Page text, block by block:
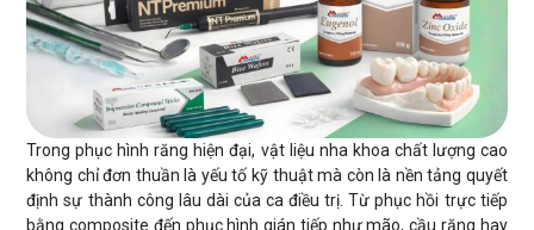
Trong phục hình răng hiện đại, vật liệu nha khoa chất lượng cao
không chỉ đơn thuần là yếu tố kỹ thuật mà còn là nền tảng quyết
định sự thành công lâu dài của ca điều trị. Từ phục hồi trực tiếp
bằng composite đến phục hình gián tiếp như mão, cầu răng hay